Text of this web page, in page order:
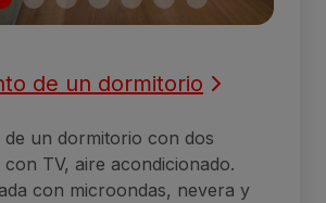
de un dormitorio
un dormitorio con dos
TV, aire acondicionado.
con microondas, nevera y